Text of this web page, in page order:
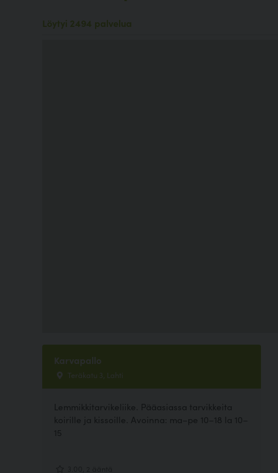
Löytyi 2494 palvelua
Karvapallo
Teräkatu 3, Lahti
Lemmikkitarvikeliike. Pääasiassa tarvikkeita
koirille ja kissoille. Avoinna: ma–pe 10–18 la 10–
15